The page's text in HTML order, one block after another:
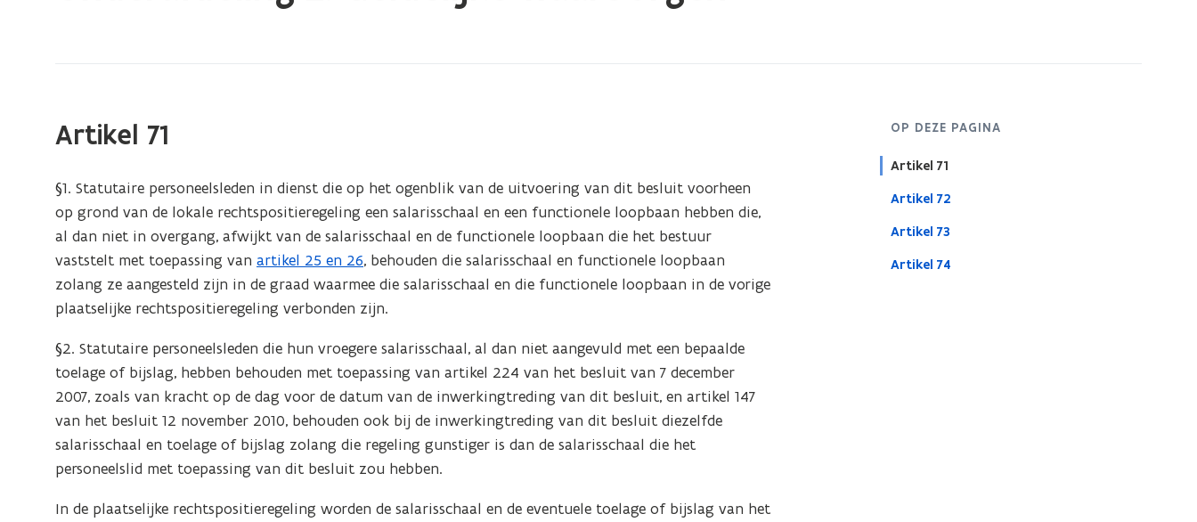
Geldelijke
OP DEZE PAGINA
Artikel 71
Artikel 72
Artikel 73
Artikel 74
Artikel 71
§1. Statutaire personeelsleden in dienst die op het ogenblik van de uitvoering van dit besluit voorheen
op grond van de lokale rechtspositieregeling een salarisschaal en een functionele loopbaan hebben die,
al dan niet in overgang, afwijkt van de salarisschaal en de functionele loopbaan die het bestuur
vaststelt met toepassing vanartikel 25 en 26, behouden die salarisschaal en functionele loopbaan
zolang ze aangesteld zijn in de graad waarmee die salarisschaal en die functionele loopbaan in de vorige
plaatselijke rechtspositieregeling verbonden zijn.
§2. Statutaire personeelsleden die hun vroegere salarisschaal, al dan niet aangevuld met een bepaalde
toelage of bijslag, hebben behouden met toepassing van artikel 224 van het besluit van 7 december
2007, zoals van kracht op de dag voor de datum van de inwerkingtreding van dit besluit, en artikel 147
van het besluit 12 november 2010, behouden ook bij de inwerkingtreding van dit besluit diezelfde
salarisschaal en toelage of bijslag zolang die regeling gunstiger is dan de salarisschaal die het
personeelslid met toepassing van dit besluit zou hebben.
In de plaatselijke rechtspositieregeling worden de salarisschaal en de eventuele toelage of bijslag van het